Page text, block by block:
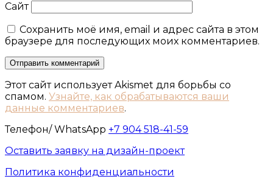
Сайт
Сохранить моё имя, email и адрес сайта в этом
браузере для последующих моих комментариев.
Этот сайт использует Akismet для борьбы со
спамом. Узнайте, как обрабатываются ваши
данные комментариев.
Телефон/ WhatsApp +7 904 518-41-59
Оставить заявку на дизайн-проект
Политика конфиденциальности